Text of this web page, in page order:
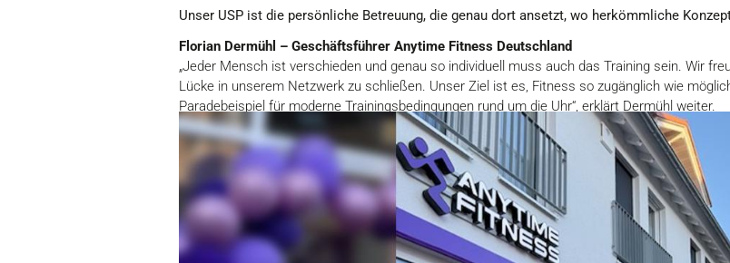
Unser USP ist die persönliche Betreuung, die genau dort ansetzt, wo herkömmliche
Florian Dermühl – Geschäftsführer Anytime Fitness Deutschland
„Jeder Mensch ist verschieden und genau so individuell muss auch das Training sein. Wir
Lücke in unserem Netzwerk zu schließen. Unser Ziel ist es, Fitness so zugänglich wie
Paradebeispiel für moderne Trainingsbedingungen rund um die Uhr“, erklärt Dermühl weiter.